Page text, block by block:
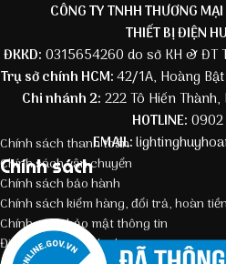
CÔNG TY TNHH THƯƠNG
THIẾT BỊ ĐIỆN
ĐKKD: 0315654260 do sở KH & ĐT
Trụ sở chính HCM:42/1A, Hoàng
Chi nhánh 2: 222 Tô Hiến Thành,
HOTLINE:
EMAIL:
Chính sách
Chính sách thanh toán
Chính sách vận chuyển
Chính sách bảo hành
Chính sách kiểm hàng, đổi trả, hoàn tiền
Chính sách bảo mật thông tin
Điều kiện giao dịch chung